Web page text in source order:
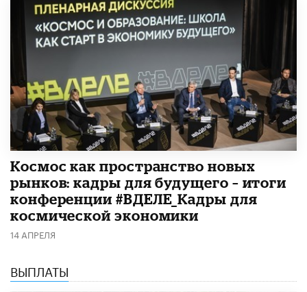
Космос как пространство новых
рынков: кадры для будущего – итоги
конференции #ВДЕЛЕ_Кадры для
космической экономики
14 АПРЕЛЯ
ВЫПЛАТЫ